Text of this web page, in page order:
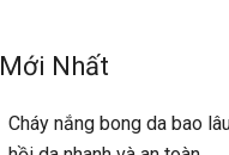
Nhất
Cháy nắng bong da bao